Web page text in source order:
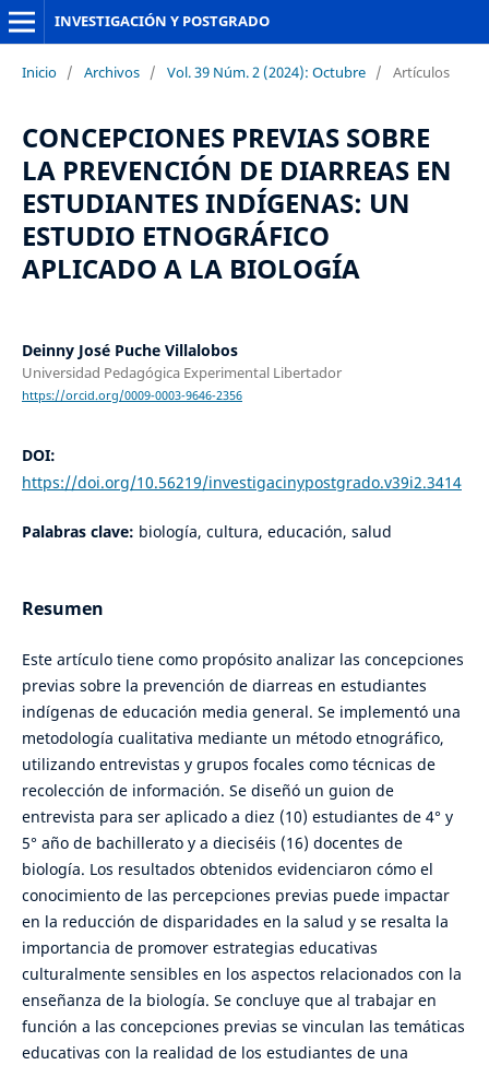
INVESTIGACIÓN Y POSTGRADO
Inicio / Archivos / Vol. 39 Núm. 2 (2024): Octubre / Artículos
CONCEPCIONES PREVIAS SOBRE
LA PREVENCIÓN DE DIARREAS EN
ESTUDIANTES INDÍGENAS: UN
ESTUDIO ETNOGRÁFICO
APLICADO A LA BIOLOGÍA
Deinny José Puche Villalobos
Universidad Pedagógica Experimental Libertador
https://orcid.org/0009-0003-9646-2356
DOI:
https://doi.org/10.56219/investigacinypostgrado.v39i2.3414
Palabras clave: biología, cultura, educación, salud
Resumen
Este artículo tiene como propósito analizar las concepciones
previas sobre la prevención de diarreas en estudiantes
indígenas de educación media general. Se implementó una
metodología cualitativa mediante un método etnográfico,
utilizando entrevistas y grupos focales como técnicas de
recolección de información. Se diseñó un guion de
entrevista para ser aplicado a diez (10) estudiantes de 4° y
5° año de bachillerato y a dieciséis (16) docentes de
biología. Los resultados obtenidos evidenciaron cómo el
conocimiento de las percepciones previas puede impactar
en la reducción de disparidades en la salud y se resalta la
importancia de promover estrategias educativas
culturalmente sensibles en los aspectos relacionados con la
enseñanza de la biología. Se concluye que al trabajar en
función a las concepciones previas se vinculan las temáticas
educativas con la realidad de los estudiantes de una